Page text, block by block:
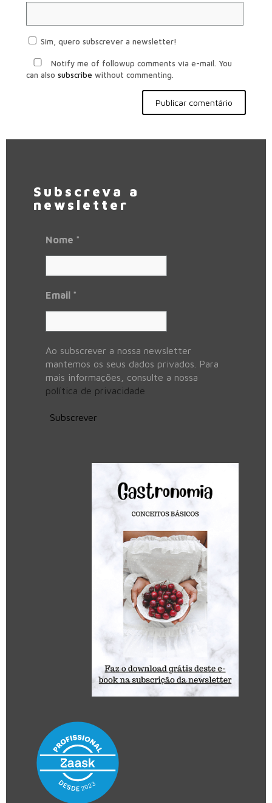
Sim, quero subscrever a newsletter!
Notify me of followup comments via e-mail. You
can also subscribe without commenting.
Subscreva a
newsletter
Nome *
Email *
Ao subscrever a nossa newsletter
mantemos os seus dados privados. Para
mais informações, consulte a nossa
política de privacidade